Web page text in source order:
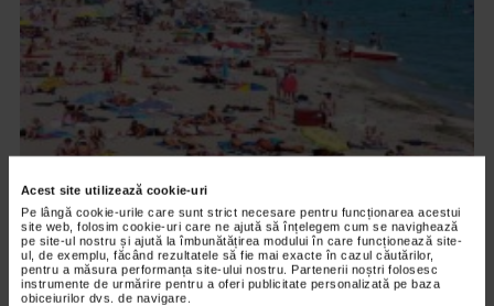
Acest site utilizează cookie-uri
Pe lângă cookie-urile care sunt strict necesare pentru funcționarea acestui
site web, folosim cookie-uri care ne ajută să înțelegem cum se navighează
pe site-ul nostru și ajută la îmbunătățirea modului în care funcționează site-
ul, de exemplu, făcând rezultatele să fie mai exacte în cazul căutărilor,
pentru a măsura performanța site-ului nostru. Partenerii noștri folosesc
instrumente de urmărire pentru a oferi publicitate personalizată pe baza
obiceiurilor dvs. de navigare.
INTERNE
Insolatia
14.711 vizualizari